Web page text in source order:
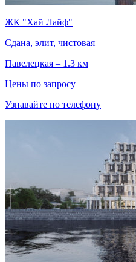
ЖК "Хай Лайф"
Сдана, элит, чистовая
Павелецкая – 1.3 км
Цены по запросу
Узнавайте по телефону